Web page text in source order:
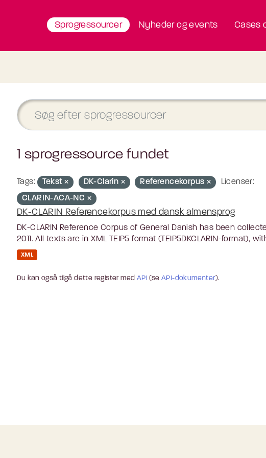
Sprogressourcer Nyheder og events Cases
1 sprogressource fundet
Tags: Tekst DK-Clarin Referencekorpus
Licenser:
CLARIN-ACA-NC
DK-CLARIN Referencekorpus med dansk almensprog
DK-CLARIN Reference Corpus of General Danish has been
2011. All texts are in XML TEIP5 format (TEIP5DKCLARIN-format),
XML
Du kan også tilgå dette register med API (seAPI-dokumenter).